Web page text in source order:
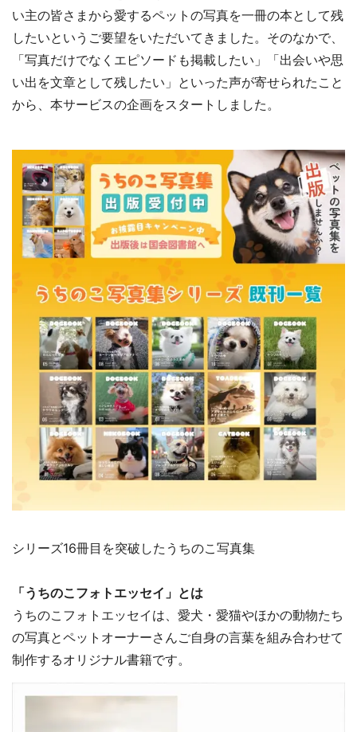
い主の皆さまから愛するペットの写真を一冊の本として残
したいというご要望をいただいてきました。そのなかで、
「写真だけでなくエピソードも掲載したい」「出会いや思
い出を文章として残したい」といった声が寄せられたこと
から、本サービスの企画をスタートしました。
シリーズ16冊目を突破したうちのこ写真集
「うちのこフォトエッセイ」とは
うちのこフォトエッセイは、愛犬・愛猫やほかの動物たち
の写真とペットオーナーさんご自身の言葉を組み合わせて
制作するオリジナル書籍です。